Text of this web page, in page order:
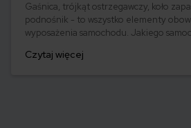
Gaśnica, trójkąt ostrzegawczy, koło
podnośnik - to wszystko elementy
wyposażenia samochodu. Jakiego
planujesz zimowy wyjazd, sam sprzęt
Czytaj więcej